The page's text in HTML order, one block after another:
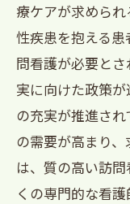
訪問看護で
チェック
地域貢
西宮市
訪問看
西宮市
地域密
療ケアが求めら
性疾患を抱える
問看護が必要と
実に向けた政策
の充実が推進さ
の需要が高まり
は、質の高い訪
くの専門的な看